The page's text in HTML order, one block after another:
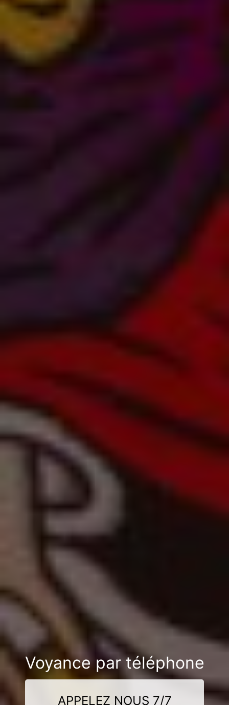
Voyance par téléphone
APPELEZ NOUS 7/7